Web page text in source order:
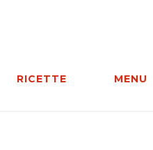
RICETTE MENU